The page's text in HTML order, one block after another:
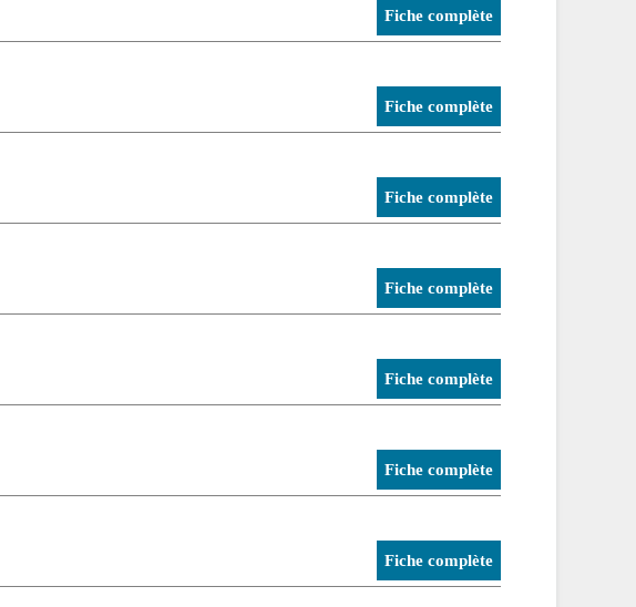
Fiche complète
Fiche complète
Fiche complète
Fiche complète
Fiche complète
Fiche complète
Fiche complète